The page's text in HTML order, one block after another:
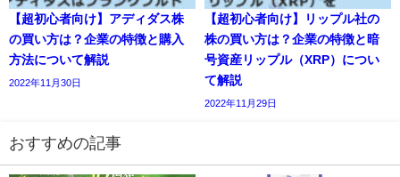
【超初心者向け】アディダス株
の買い方は？企業の特徴と購入
方法について解説
2022年11月30日
【超初心者向け】リップル社の
株の買い方は？企業の特徴と暗
号資産リップル（XRP）につい
て解説
2022年11月29日
おすすめの記事